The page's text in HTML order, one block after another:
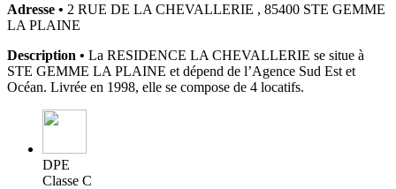
Adresse • 2 RUE DE LA CHEVALLERIE , 85400 STE GEMME
LA PLAINE
Description • La RESIDENCE LA CHEVALLERIE se situe à
STE GEMME LA PLAINE et dépend de l’Agence Sud Est et
Océan. Livrée en 1998, elle se compose de 4 locatifs.
DPE
Classe C